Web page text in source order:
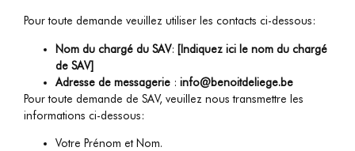
Pour toute demande veuillez utiliser les contacts ci-dessous:
Nom du chargé du SAV: [Indiquez ici le nom du chargé
de SAV]
Adresse de messagerie : info@benoitdeliege.be
Pour toute demande de SAV, veuillez nous transmettre les
informations ci-dessous:
Votre Prénom et Nom.